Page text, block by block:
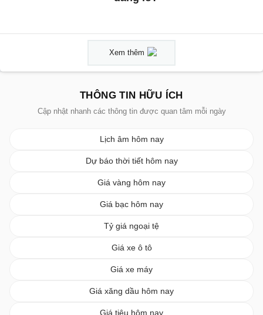
Xem thêm
THÔNG TIN HỮU ÍCH
Cập nhật nhanh các thông tin được quan tâm mỗi ngày
Lịch âm hôm nay
Dự báo thời tiết hôm nay
Giá vàng hôm nay
Giá bạc hôm nay
Tỷ giá ngoại tệ
Giá xe ô tô
Giá xe máy
Giá xăng dầu hôm nay
Giá tiêu hôm nay